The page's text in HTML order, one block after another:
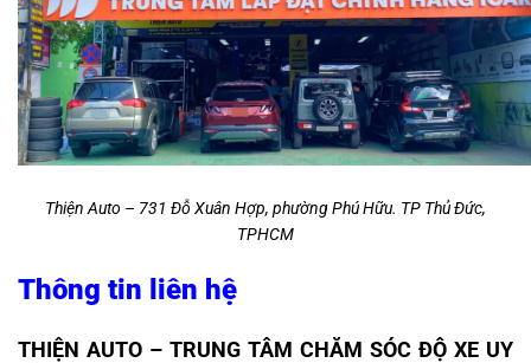
Thiện Auto – 731 Đỗ Xuân Hợp, phường Phú Hữu. TP Thủ Đức,
TPHCM
Thông tin liên hệ
THIỆN AUTO – TRUNG TÂM CHĂM SÓC ĐỘ XE UY